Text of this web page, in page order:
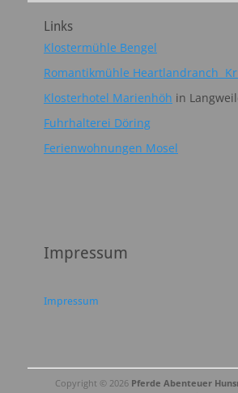
Links
Klostermühle Bengel
Romantikmühle Heartlandranch
Klosterhotel Marienhöh in
Fuhrhalterei Döring
Ferienwohnungen Mosel
Impressum
Impressum
Copyright © 2026 Pferde Abenteuer